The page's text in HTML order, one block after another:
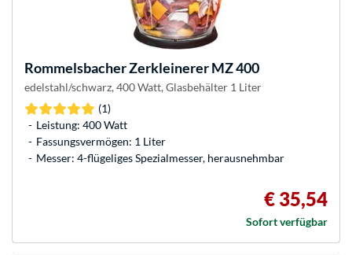
RommelsbacherZerkleinerer MZ 400
edelstahl/schwarz, 400 Watt, Glasbehälter 1 Liter
(1)
Leistung: 400 Watt
Fassungsvermögen: 1 Liter
Messer: 4-flügeliges Spezialmesser, herausnehmbar
€ 35,54
Sofort verfügbar